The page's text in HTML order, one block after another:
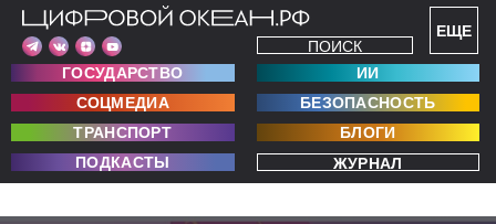
ЕЩЕ
ПОИСК
ГОСУДАРСТВО
ИИ
СОЦМЕДИА
БЕЗОПАСНОСТЬ
ТРАНСПОРТ
БЛОГИ
ПОДКАСТЫ
ЖУРНАЛ